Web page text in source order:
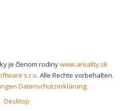
je členom rodinywww.areality.sk
s.r.o. Alle Rechte vorbehalten.
Datenschutzerklärung
Desktop